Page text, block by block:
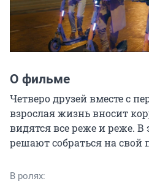
О фильме
Четверо друзей вместе с
взрослая жизнь вносит
видятся все реже и реже. В
решают собраться на свой
В ролях: